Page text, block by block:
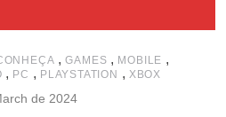
,GAMES , MOBILE ,
, PC , PLAYSTATION , XBOX
de 2024